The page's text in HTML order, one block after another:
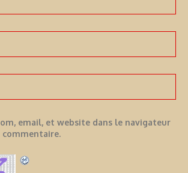
email, et website dans le navigateur